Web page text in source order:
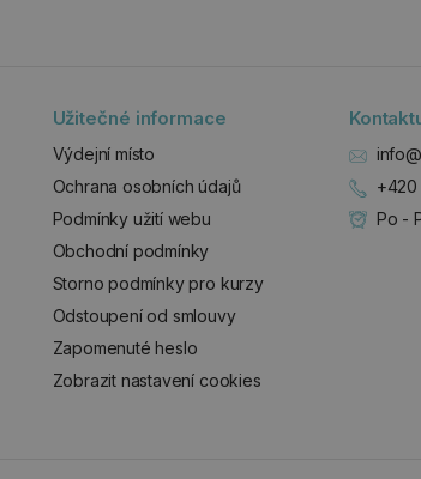
Užitečné informace
Výdejní místo
Ochrana osobních údajů
Podmínky užití webu
Obchodní podmínky
Storno podmínky pro kurzy
Odstoupení od smlouvy
Zapomenuté heslo
Zobrazit nastavení cookies
+420
Po -